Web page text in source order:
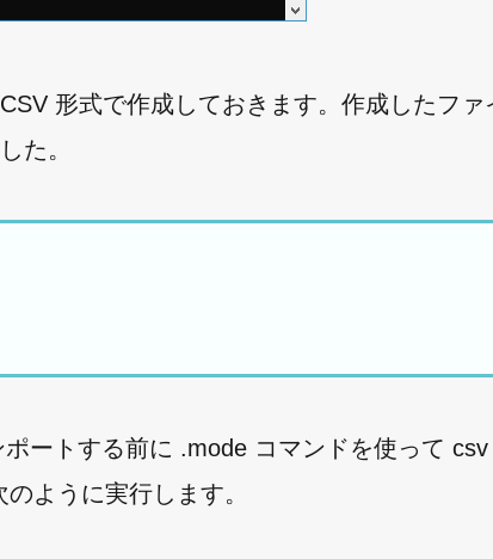
形式で作成しておきます。作成したファ
た。
ートする前に .mode コマンドを使って
ように実行します。